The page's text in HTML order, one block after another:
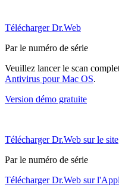
Télécharger Dr.Web
Par le numéro de série
Veuillez lancer le scan
Antivirus pour Mac OS.
Version démo gratuite
Télécharger Dr.Web sur le site
Par le numéro de série
Télécharger Dr.Web sur